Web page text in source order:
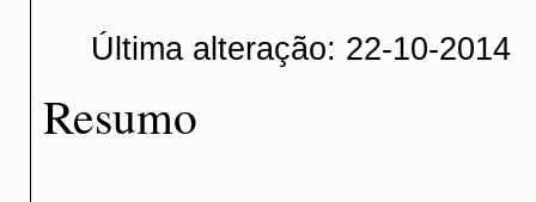
Última alteração: 22-10-2014
Resumo